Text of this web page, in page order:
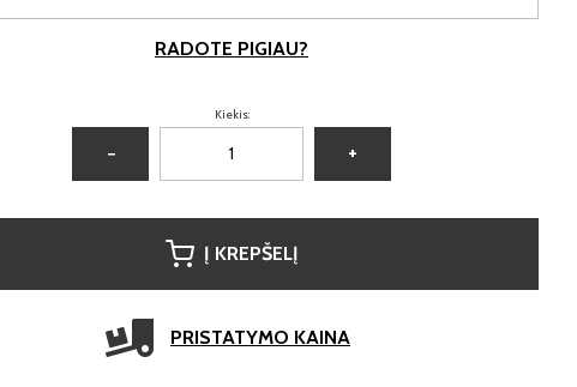
RADOTE PIGIAU?
Kiekis:
− +
Į KREPŠELĮ
PRISTATYMO KAINA